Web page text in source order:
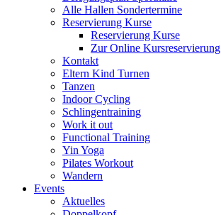
Alle Hallen Sondertermine
Reservierung Kurse
Reservierung Kurse
Zur Online Kursreservierung
Kontakt
Eltern Kind Turnen
Tanzen
Indoor Cycling
Schlingentraining
Work it out
Functional Training
Yin Yoga
Pilates Workout
Wandern
Events
Aktuelles